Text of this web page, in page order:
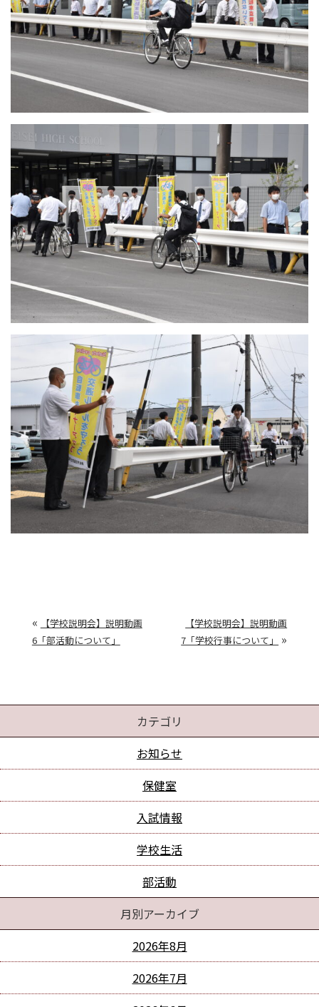
«
【学校説明会】説明動画
6「部活動について」
【学校説明会】説明動画
7「学校行事について」
»
カテゴリ
お知らせ
保健室
入試情報
学校生活
部活動
月別アーカイブ
2026年8月
2026年7月